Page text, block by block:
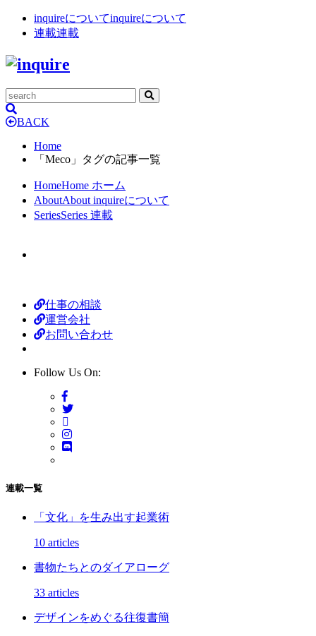
inquireについてinquireについて
連載連載
BACK
Home
「Meco」タグの記事一覧
HomeHome ホーム
AboutAbout inquireについて
SeriesSeries 連載
仕事の相談
運営会社
お問い合わせ
Follow Us On:
連載一覧
「文化」を生み出す起業術
10 articles
書物たちとのダイアローグ
33 articles
デザインをめぐる往復書簡